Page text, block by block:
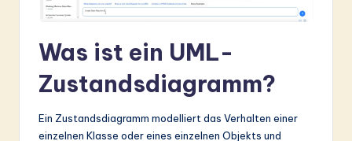
Was ist ein UML-
Zustandsdiagramm?
Ein Zustandsdiagramm modelliert das Verhalten einer
einzelnen Klasse oder eines einzelnen Objekts und